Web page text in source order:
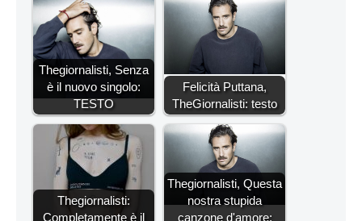
Thegiornalisti, Senza
è il nuovo singolo:
TESTO
Felicità Puttana,
TheGiornalisti: testo
Thegiornalisti:
Completamente è il
Thegiornalisti, Questa
nostra stupida
canzone d'amore: